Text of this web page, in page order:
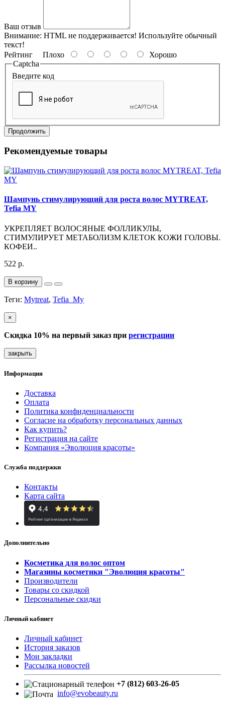
Ваш отзыв
Внимание: HTML не поддерживается! Используйте обычный
текст!
Рейтинг Плохо
Хорошо
Captcha
Введите код
Продолжить
Рекомендуемые товары
Шампунь стимулирующий для роста волос MYTREAT,
Tefia MY
УКРЕПЛЯЕТ ВОЛОСЯНЫЕ ФОЛЛИКУЛЫ,
СТИМУЛИРУЕТ МЕТАБОЛИЗМ КЛЕТОК КОЖИ ГОЛОВЫ.
КОФЕИ..
522 р.
В корзину
Теги: Mytreat, Tefia_My
×
Скидка 10% на первый заказ при регистрации
закрыть
Информация
Доставка
Оплата
Политика конфиденциальности
Согласие на обработку персональных данных
Как купить?
Регистрация на сайте
Компания «Эволюция красоты»
Служба поддержки
Контакты
Карта сайта
Дополнительно
Косметика для волос оптом
Магазины косметики "Эволюция красоты"
Производители
Товары со скидкой
Персональные скидки
Личный кабинет
Личный кабинет
История заказов
Мои закладки
Рассылка новостей
+7 (812) 603-26-05
info@evobeauty.ru